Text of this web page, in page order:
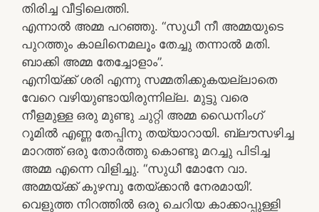
തിരിച്ച വീട്ടിലെത്തി.
എന്നാൽ അമ്മ പറഞ്ഞു. “സുധീ നീ അമ്മയുടെ
പുറത്തും കാലിനെമലൂം തേച്ചു തന്നാൽ മതി.
ബാക്കി അമ്മ തേച്ചോളാം”.
എനിയ്ക്ക് ശരി എന്നു സമ്മതിക്കുകയല്ലാതെ
വേറെ വഴിയുണ്ടായിരുന്നില്ല. മുട്ടു വരെ
നീളമുള്ള ഒരു മുണ്ടു ചുറ്റി അമ്മ ഡൈനിംഗ്
റൂമിൽ എണ്ണ തേപ്പിനു തയ്യാറായി. ബ്ലൗസഴിച്ച
മാറത്ത് ഒരു തോർത്തു കൊണ്ടു മറച്ചു പിടിച്ച
അമ്മ എന്നെ വിളിച്ചു. “സുധീ മോനേ വാ.
അമ്മയ്ക്ക് കുഴമ്പു തേയ്ക്കാൻ നേരമായി’.
വെളുത്ത നിറത്തിൽ ഒരു ചെറിയ കാക്കാപ്പുള്ളി